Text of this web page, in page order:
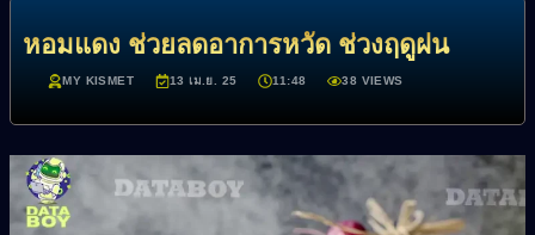
หอมแดง ช่วยลดอาการหวัด ช่วงฤดูฝน
MY KISMET 13 เม.ย. 25 11:48 38 VIEWS